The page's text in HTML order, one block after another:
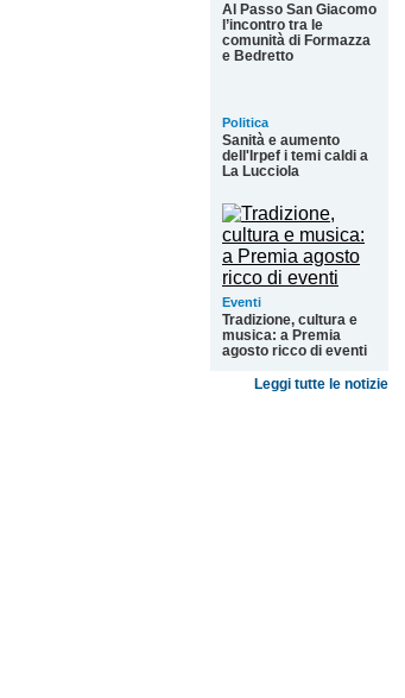
Al Passo San Giacomo
l’incontro tra le
comunità di Formazza
e Bedretto
Politica
Sanità e aumento
dell'Irpef i temi caldi a
La Lucciola
Eventi
Tradizione, cultura e
musica: a Premia
agosto ricco di eventi
Leggi tutte le notizie